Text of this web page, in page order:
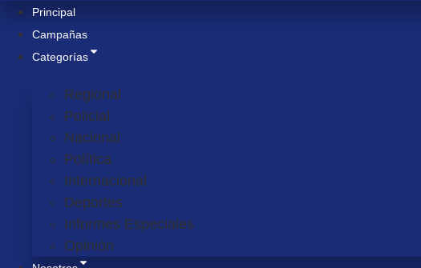
Principal
Campañas
Categorías
Regional
Policial
Nacional
Política
Internacional
Deportes
Informes Especiales
Opinión